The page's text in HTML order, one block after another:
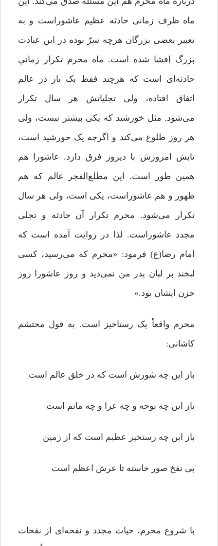
ماه ظرف زمانی حادثه عظیم عاشوراست و به
تعبیر بعضی بزرگان هرچه سرّ بوده در این عبادت
بزرگ إفشا شده است. ماه محرم تکرار زمانیِ
حادثه‌ای است که هرچند فقط یک بار در عالم
اتفاق افتاده، ولی تجلیاتش هر سال تکرار
می‌شود. مثل خورشید که یکی بیشتر نیست، ولی
هر روز طلوع می‌کند و اگرچه یک خورشید است،
تابش امروزش با دیروز فرق دارد. عاشورا هم
همین ‌طور است. این مطلع‌الفجر عالم که هم
ظهور و هم عاشوراست، یکی است، ولی هر سال
تکرار می‌شود. محرم تکرار آن حادثه و تجلی
مجدد عاشوراست. لذا در روایت آمده است که
امام رضا(ع) فرمود: «محرم که می‌رسید، کسی
لبخند بر لبان پدر من نمی‌دید و روز عاشورا روز
حزن ایشان بود.»
محرم واقعاً یک رستاخیز است. به قول محتشم
کاشانی:
باز این چه شورش است که در خلق عالم است
باز این چه نوحه و چه عزا و چه ماتم است
باز این چه رستخیر عظیم است که از زمین
بی نفخ صور خاسته تا عرش اعظم است
با شروع محرم، حیات مجدد و نفحه‌ای از نفحات